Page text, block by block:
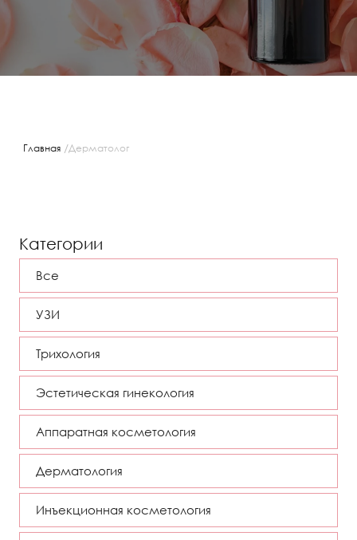
Главная /Дерматолог
Категории
Все
УЗИ
Трихология
Эстетическая гинекология
Аппаратная косметология
Дерматология
Инъекционная косметология